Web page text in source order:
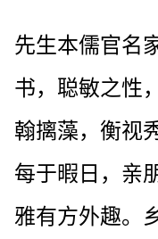
先生本儒官名
书，聪敏之性
翰摛藻，衡视
每于暇日，亲
雅有方外趣。